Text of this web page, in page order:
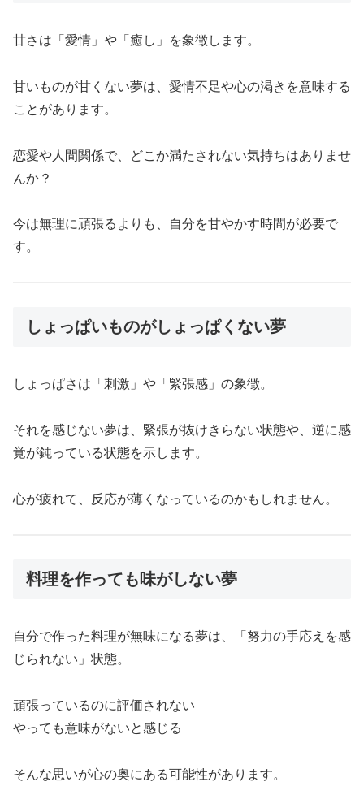
甘さは「愛情」や「癒し」を象徴します。
甘いものが甘くない夢は、愛情不足や心の渇きを意味する
ことがあります。
恋愛や人間関係で、どこか満たされない気持ちはありませ
んか？
今は無理に頑張るよりも、自分を甘やかす時間が必要で
す。
しょっぱいものがしょっぱくない夢
しょっぱさは「刺激」や「緊張感」の象徴。
それを感じない夢は、緊張が抜けきらない状態や、逆に感
覚が鈍っている状態を示します。
心が疲れて、反応が薄くなっているのかもしれません。
料理を作っても味がしない夢
自分で作った料理が無味になる夢は、「努力の手応えを感
じられない」状態。
頑張っているのに評価されない
やっても意味がないと感じる
そんな思いが心の奥にある可能性があります。